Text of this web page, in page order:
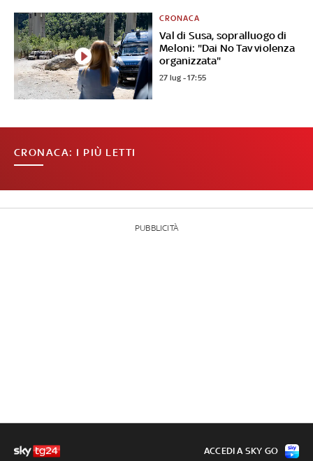
Val di Susa, sopralluogo di
Meloni: "Dai No Tav violenza
organizzata"
CRONACA
27 lug - 17:55
CRONACA: I PIÙ LETTI
PUBBLICITÀ
ACCEDI A SKY GO